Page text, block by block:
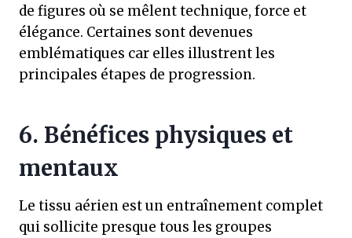
de figures où se mêlent technique, force et
élégance. Certaines sont devenues
emblématiques car elles illustrent les
principales étapes de progression.
6. Bénéfices physiques et
mentaux
Le tissu aérien est un entraînement complet
qui sollicite presque tous les groupes